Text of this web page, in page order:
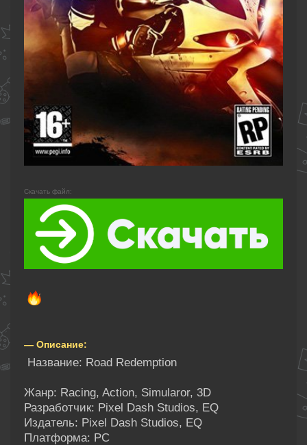
Скачать файл:
— Описание:
Название: Road Redemption
Жанр: Racing, Action, Simularor, 3D
Разработчик: Pixel Dash Studios, EQ
Издатель: Pixel Dash Studios, EQ
Платформа: PC